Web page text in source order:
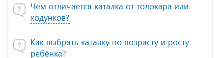
Чем отличается каталка от толокара или
ходунков?
Как выбрать каталку по возрасту и росту
ребёнка?